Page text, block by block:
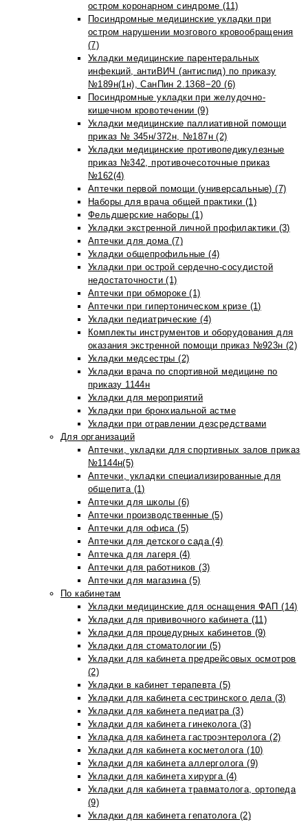
остром коронарном синдроме (11)
Посиндромные медицинские укладки при
остром нарушении мозгового кровообращения
(7)
Укладки медицинские парентеральных
инфекций, антиВИЧ (антиспид) по приказу
№189н(1н), СанПин 2.1368−20 (6)
Посиндромные укладки при желудочно-
кишечном кровотечении (9)
Укладки медицинские паллиативной помощи
приказ № 345н/372н, №187н (2)
Укладки медицинские противопедикулезные
приказ №342, противочесоточные приказ
№162(4)
Аптечки первой помощи (универсальные) (7)
Наборы для врача общей практики (1)
Фельдшерские наборы (1)
Укладки экстренной личной профилактики (3)
Аптечки для дома (7)
Укладки общепрофильные (4)
Укладки при острой сердечно-сосудистой
недостаточности (1)
Аптечки при обмороке (1)
Аптечки при гипертоническом кризе (1)
Укладки педиатрические (4)
Комплекты инструментов и оборудования для
оказания экстренной помощи приказ №923н (2)
Укладки медсестры (2)
Укладки врача по спортивной медицине по
приказу 1144н
Укладки для мероприятий
Укладки при бронхиальной астме
Укладки при отравлении дезсредствами
Для организаций
Аптечки, укладки для спортивных залов приказ
№1144н(5)
Аптечки, укладки специализированные для
общепита (1)
Аптечки для школы (6)
Аптечки производственные (5)
Аптечки для офиса (5)
Аптечки для детского сада (4)
Аптечка для лагеря (4)
Аптечки для работников (3)
Аптечки для магазина (5)
По кабинетам
Укладки медицинские для оснащения ФАП (14)
Укладки для прививочного кабинета (11)
Укладки для процедурных кабинетов (9)
Укладки для стоматологии (5)
Укладки для кабинета предрейсовых осмотров
(2)
Укладки в кабинет терапевта (5)
Укладки для кабинета сестринского дела (3)
Укладки для кабинета педиатра (3)
Укладки для кабинета гинеколога (3)
Укладка для кабинета гастроэнтеролога (2)
Укладки для кабинета косметолога (10)
Укладки для кабинета аллерголога (9)
Укладки для кабинета хирурга (4)
Укладки для кабинета травматолога, ортопеда
(9)
Укладки для кабинета гепатолога (2)